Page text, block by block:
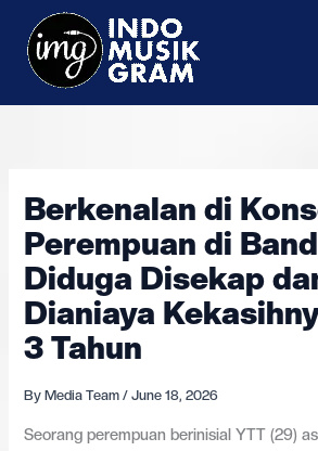
content
Berkenalan di
Perempuan di
Diduga Disekap
Dianiaya
3 Tahun
ByMedia Team/June 18, 2026
Seorang perempuan berinisial YTT (29)